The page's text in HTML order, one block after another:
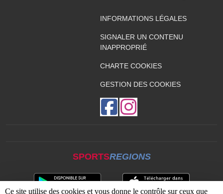
INFORMATIONS LÉGALES
SIGNALER UN CONTENU
INAPPROPRIÉ
CHARTE COOKIES
GESTION DES COOKIES
SPORTSREGIONS
Ce site utilise des cookies et vous donne le contrôle sur ceux que